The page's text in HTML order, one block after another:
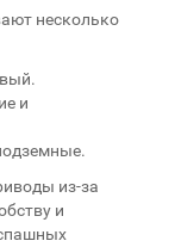
несколько
и
из-за
и